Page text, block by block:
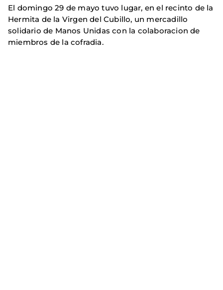
El domingo 29 de mayo tuvo lugar, en el recinto de la
Hermita de la Virgen del Cubillo, un mercadillo
solidario de Manos Unidas con la colaboracion de
miembros de la cofradia.